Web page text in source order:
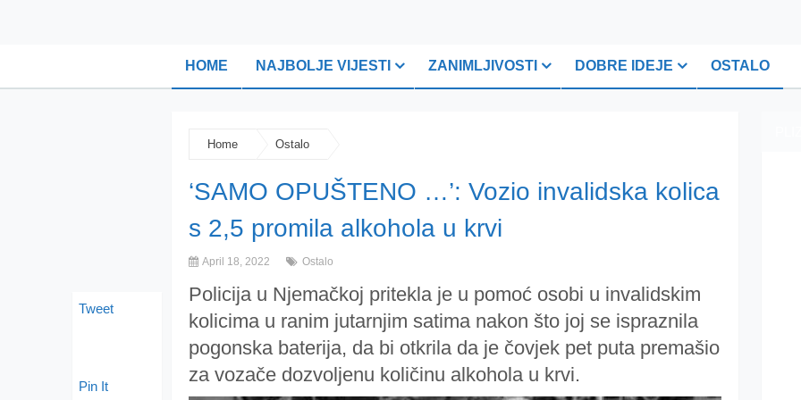
HOME NAJBOLJE VIJESTI ZANIMLJIVOSTI DOBRE IDEJE OSTALO
Home Ostalo
‘SAMO OPUŠTENO …’: Vozio invalidska kolica
s 2,5 promila alkohola u krvi
April 18, 2022 Ostalo
Policija u Njemačkoj pritekla je u pomoć osobi u invalidskim
kolicima u ranim jutarnjim satima nakon što joj se ispraznila
pogonska baterija, da bi otkrila da je čovjek pet puta premašio
za vozače dozvoljenu količinu alkohola u krvi.
Tweet
Pin It